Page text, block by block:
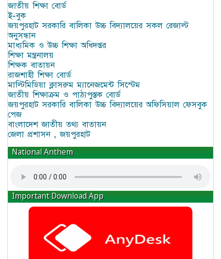
জাতীয় শিক্ষা বোর্ড
ই-বুক
জয়পুরহাট সরকারি বালিকা উচ্চ বিদ্যালয়ের সকল রেজাল্ট
অনুসন্ধান
মাধ্যমিক ও উচ্চ শিক্ষা অধিদপ্তর
শিক্ষা মন্ত্রনালয়
শিক্ষক বাতায়ন
রাজশাহী শিক্ষা বোর্ড
মাল্টিমিডিয়া ক্লাসরুম ম্যানেজমেন্ট সিস্টেম
জাতীয় শিক্ষাক্রম ও পাঠ্যপুস্তক বোর্ড
জয়পুরহাট সরকারি বালিকা উচ্চ বিদ্যালয়ের অফিসিয়াল ফেসবুক
পেজ
বাংলাদেশ জাতীয় তথ্য বাতায়ন
জেলা প্রশাসন , জয়পুরহাট
National Anthem
Important Download App